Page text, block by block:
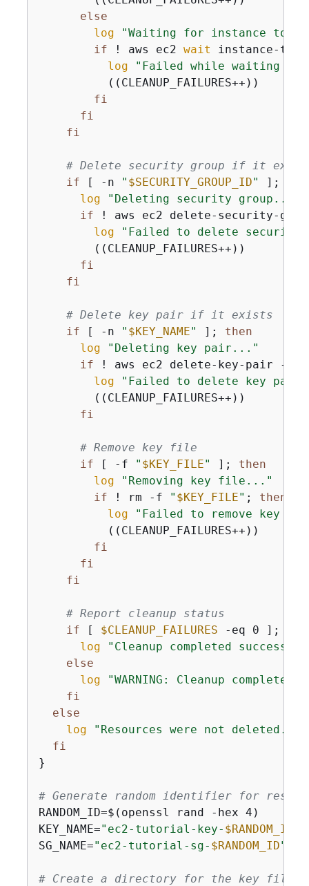
else
log
"Waiting for instance to
if ! aws ec2 wait instance-
log
"Failed while waiting
          ((CLEANUP_FAILURES++))
fi
fi
fi
# Delete security group if it
if [ -n " $SECURITY_GROUP_ID" ];
log
"Deleting security group..."
if ! aws ec2 delete-security-
log
"Failed to delete security
        ((CLEANUP_FAILURES++))
fi
fi
# Delete key pair if it exists
if [ -n " $KEY_NAME" ]; then
log
"Deleting key pair..."
if ! aws ec2 delete-key-pair --
log
"Failed to delete key pair"
        ((CLEANUP_FAILURES++))
fi
# Remove key file
if [ -f " $KEY_FILE" ]; then
log
"Removing key file..."
if ! rm -f " $KEY_FILE" ; then
log
"Failed to remove key
          ((CLEANUP_FAILURES++))
fi
fi
fi
# Report cleanup status
if [ $CLEANUP_FAILURES -eq 0 ];
log
"Cleanup completed
else
log
"WARNING: Cleanup
fi
else
log
"Resources were not deleted."
fi
}
# Generate random identifier for
RANDOM_ID=$(openssl rand -hex 4)
KEY_NAME="ec2-tutorial-key- $RANDOM_ID
SG_NAME="ec2-tutorial-sg- $RANDOM_ID"
# Create a directory for the key file